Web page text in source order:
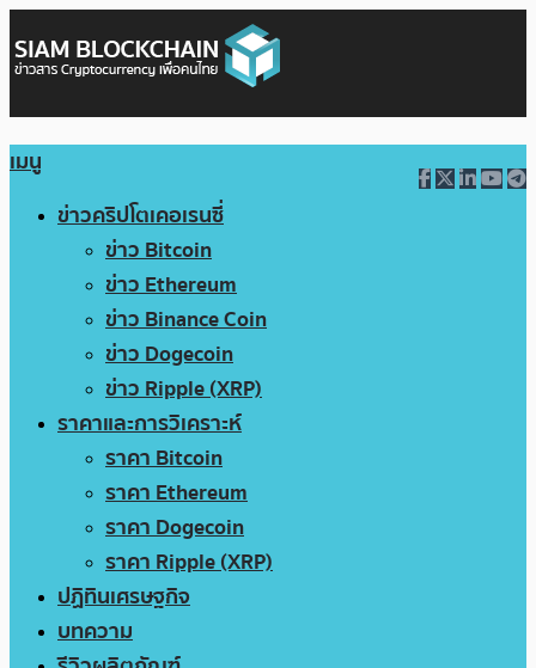
เมนู
ข่าวคริปโตเคอเรนซี่
ข่าว Bitcoin
ข่าว Ethereum
ข่าว Binance Coin
ข่าว Dogecoin
ข่าว Ripple (XRP)
ราคาและการวิเคราะห์
ราคา Bitcoin
ราคา Ethereum
ราคา Dogecoin
ราคา Ripple (XRP)
ปฏิทินเศรษฐกิจ
บทความ